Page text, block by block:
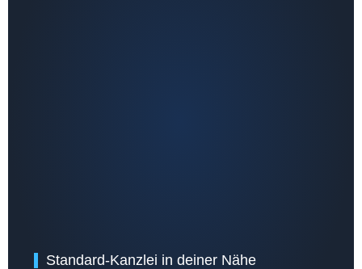
Standard-Kanzlei in deiner Nähe